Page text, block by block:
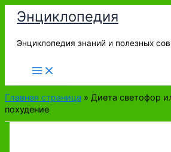
Перейти
содержимому
Энциклопедия
Энциклопедия знаний и полезных
Главная страница » Диета светофор
похудение